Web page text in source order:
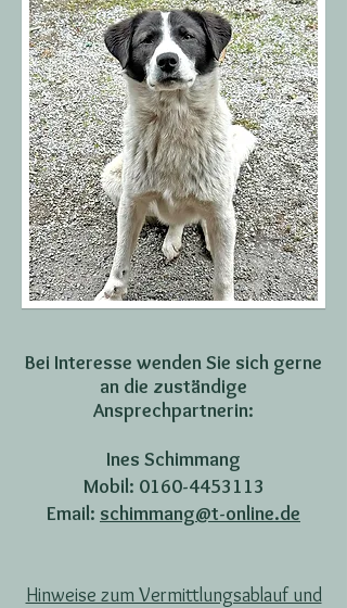
Bei Interesse wenden Sie sich gerne
an die zuständige
Ansprechpartnerin:
Ines Schimmang
Mobil: 0160-4453113
Email: schimmang@t-online.de
Hinweise zum Vermittlungsablauf und